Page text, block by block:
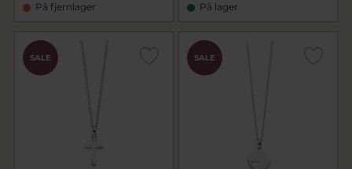
På fjernlager På lager
SALE SALE